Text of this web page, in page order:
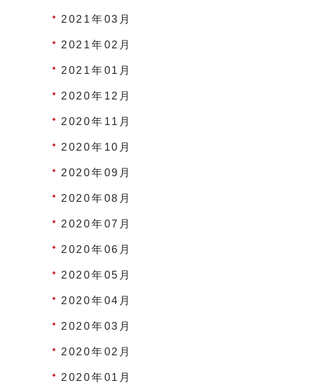
2021年03月
2021年02月
2021年01月
2020年12月
2020年11月
2020年10月
2020年09月
2020年08月
2020年07月
2020年06月
2020年05月
2020年04月
2020年03月
2020年02月
2020年01月